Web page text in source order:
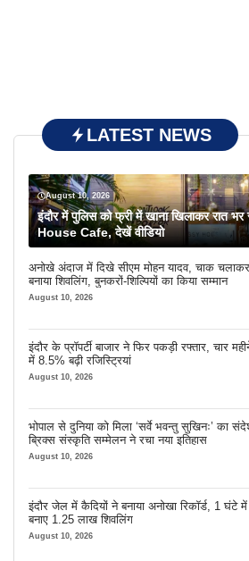
LATEST NEWS
August 10, 2026
इंदौर में पुलिस को फ्री में खाना खिलाकर रात
House Cafe, देखें वीडियो
अनोखे अंदाज में दिखे सीएम मोहन यादव, चाक चलाकर
बनाया शिवलिंग, बुनकरों-शिल्पियों का किया सम्मान
August 10, 2026
इंदौर के प्रॉपर्टी बाजार ने फिर पकड़ी रफ्तार, चार
में 8.5% बढ़ी रजिस्ट्रियां
August 10, 2026
भोपाल से दुनिया को मिला ‘सर्वे भवन्तु सुखिनः’ का
ब्रिक्स संस्कृति सम्मेलन ने रचा नया इतिहास
August 10, 2026
इंदौर जेल में कैदियों ने बनाया अनोखा रिकॉर्ड, 1 घंटे में
बनाए 1.25 लाख शिवलिंग
August 10, 2026